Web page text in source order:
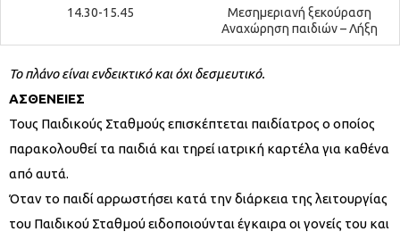
14.30-15.45
Μεσημεριανή ξεκούραση
Αναχώρηση παιδιών – Λήξη
Το πλάνο είναι ενδεικτικό και όχι δεσμευτικό.
ΑΣΘΕΝΕΙΕΣ
Τους Παιδικούς Σταθμούς επισκέπτεται παιδίατρος ο οποίος
παρακολουθεί τα παιδιά και τηρεί ιατρική καρτέλα για καθένα
από αυτά.
Όταν το παιδί αρρωστήσει κατά την διάρκεια της λειτουργίας
του Παιδικού Σταθμού ειδοποιούνται έγκαιρα οι γονείς του και